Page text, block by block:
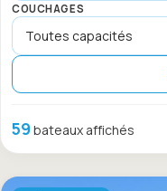
COUCHAGES
59 bateaux affichés